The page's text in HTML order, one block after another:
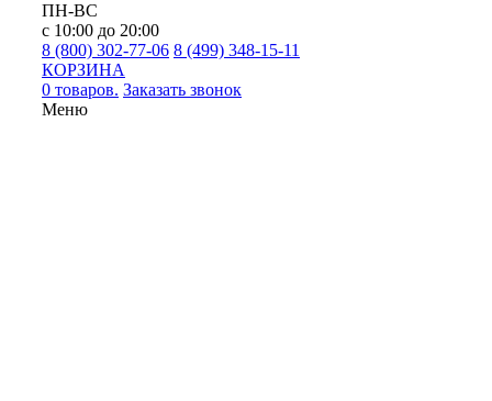
ПН-ВС
с 10:00 до 20:00
8 (800) 302-77-06 8 (499) 348-15-11
КОРЗИНА
0 товаров. Заказать звонок
Меню